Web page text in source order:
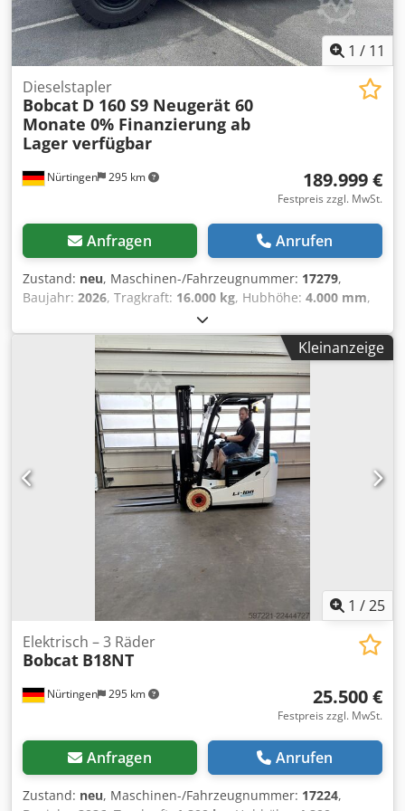
1 / 11
Nürtingen 295 km
Dieselstapler
Bobcat D 160 S9 Neugerät 60
Monate 0% Finanzierung ab
Lager verfügbar
189.999 €
Festpreis zzgl. MwSt.
Anfragen Anrufen
Zustand: neu, Maschinen-/Fahrzeugnummer: 17279,
Baujahr: 2026, Tragkraft: 16.000 kg, Hubhöhe: 4.000 mm,
, Lastschwerpunkt:
Kraftstofftyp:Diesel, Masttyp:Triplex, Bauhöhe:3.030 mm,
Gabellänge:2.400 mm, Vorderreifengröße:12.00-20 100%,
Hinterreifengröße:12.00-20 100%, Gesamtgewicht:
, Ausstattung:Kabine, 5218640 Cjdpfx Aszp T Auodhjrf
Seriennummer: FDC0H-5107-00494
Kleinanzeige
1 /25
Nürtingen 295 km
Elektrisch – 3 Räder
Bobcat B18NT
25.500 €
Festpreis zzgl. MwSt.
Anfragen Anrufen
Zustand: neu, Maschinen-/Fahrzeugnummer: 17224,